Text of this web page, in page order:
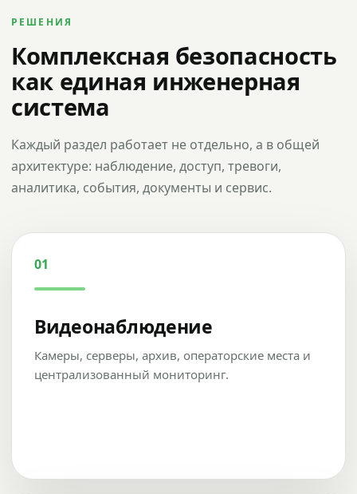
РЕШЕНИЯ
Комплексная безопасность
как единая инженерная
система
Каждый раздел работает не отдельно, а в общей
архитектуре: наблюдение, доступ, тревоги,
аналитика, события, документы и сервис.
01
Видеонаблюдение
Камеры, серверы, архив, операторские места и
централизованный мониторинг.